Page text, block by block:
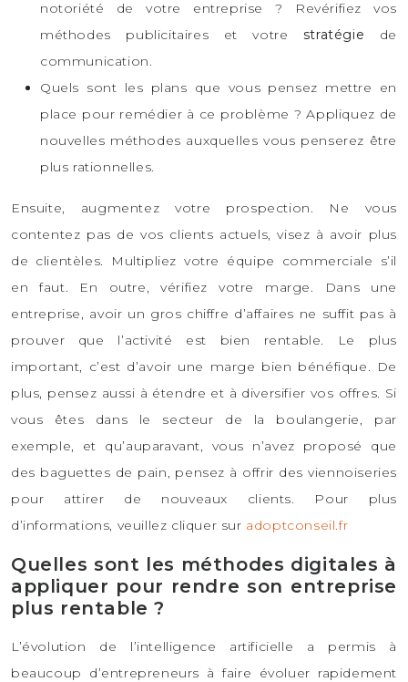
notoriété de votre entreprise ? Revérifiez vos
méthodes publicitaires et votre stratégie de
communication.
Quels sont les plans que vous pensez mettre en
place pour remédier à ce problème ? Appliquez de
nouvelles méthodes auxquelles vous penserez être
plus rationnelles.
Ensuite, augmentez votre prospection. Ne vous
contentez pas de vos clients actuels, visez à avoir plus
de clientèles. Multipliez votre équipe commerciale s’il
en faut. En outre, vérifiez votre marge. Dans une
entreprise, avoir un gros chiffre d’affaires ne suffit pas à
prouver que l’activité est bien rentable. Le plus
important, c’est d’avoir une marge bien bénéfique. De
plus, pensez aussi à étendre et à diversifier vos offres. Si
vous êtes dans le secteur de la boulangerie, par
exemple, et qu’auparavant, vous n’avez proposé que
des baguettes de pain, pensez à offrir des viennoiseries
pour attirer de nouveaux clients. Pour plus
d’informations, veuillez cliquer sur adoptconseil.fr
Quelles sont les méthodes digitales à
appliquer pour rendre son entreprise
plus rentable ?
L’évolution de l’intelligence artificielle a permis à
beaucoup d’entrepreneurs à faire évoluer rapidement